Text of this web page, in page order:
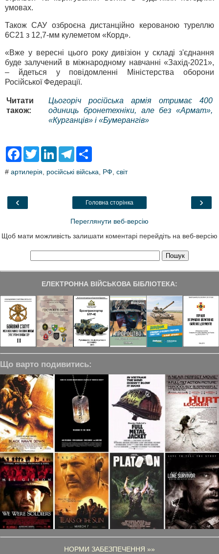
умовах.
Також САУ озброєна дистанційно керованою туреллю
6С21 з 12,7-мм кулеметом «Корд».
«Вже у вересні цього року дивізіон у складі з'єднання
буде залучений в міжнародному навчанні «Захід-2021»,
– йдеться у повідомленні Міністерства оборони
Російської Федерації.
Читати
також:
Цьогоріч російська армія отримає 400
одиниць бронетехніки, але без «Армат»,
«Курганців» і «Бумерангів»
F
e
o
T
t
L
k
T
e
a
r
# артилерія, російські війська, РФ, світ
‹ ›
Головна сторінка
Переглянути веб-версію
Щоб мати можливість залишати коментарі перейдіть на веб-версію
ЕЛЕКТРОННА ВІЙСЬКОВА БІБЛІОТЕКА:
Що варто подивитись:
НОРМИ ЗАБЕЗПЕЧЕННЯ »»